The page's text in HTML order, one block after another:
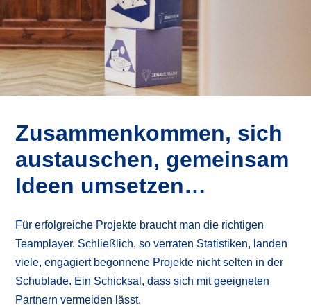
Zusammen­kommen, sich
austauschen, gemeinsam
Ideen umsetzen…
Für erfolgreiche Projekte braucht man die richtigen
Teamplayer. Schließlich, so verraten Statistiken, landen
viele, engagiert begonnene Projekte nicht selten in der
Schublade. Ein Schicksal, dass sich mit geeigneten
Partnern vermeiden lässt.